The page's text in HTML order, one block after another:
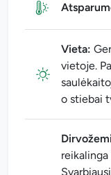
Vieta:
vietoje.
o stiebai